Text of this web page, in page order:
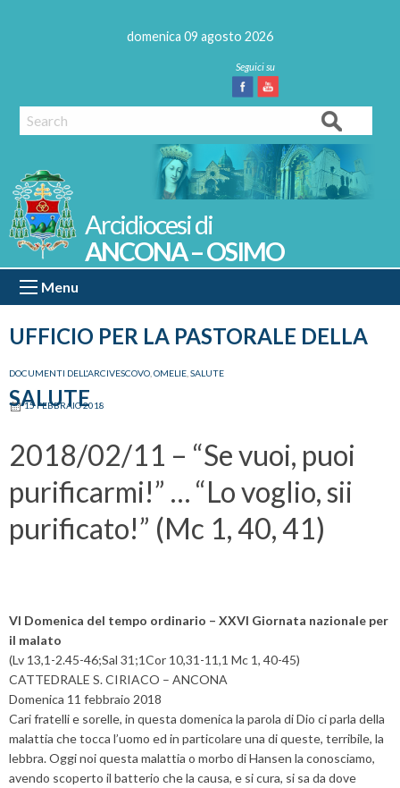
domenica 09 agosto 2026
Facebook
Youtube
Search
UFFICIO PER LA PASTORALE DELLA
SALUTE
ANCONA – OSIMO
Menu
DOCUMENTI DELL'ARCIVESCOVO OMELIE SALUTE
15 FEBBRAIO 2018
2018/02/11 – “Se vuoi, puoi
purificarmi!” … “Lo voglio, sii
purificato!” (Mc 1, 40, 41)
VI Domenica del tempo ordinario – XXVI Giornata nazionale per
il malato
(Lv 13,1-2.45-46;Sal 31;1Cor 10,31-11,1 Mc 1, 40-45)
CATTEDRALE S. CIRIACO – ANCONA
Domenica 11 febbraio 2018
Cari fratelli e sorelle, in questa domenica la parola di Dio ci parla della
malattia che tocca l’uomo ed in particolare una di queste, terribile, la
lebbra. Oggi noi questa malattia o morbo di Hansen la conosciamo,
avendo scoperto il batterio che la causa, e si cura, si sa da dove